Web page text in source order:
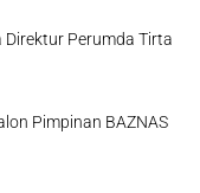
Direktur Perumda Tirta
Pimpinan BAZNAS